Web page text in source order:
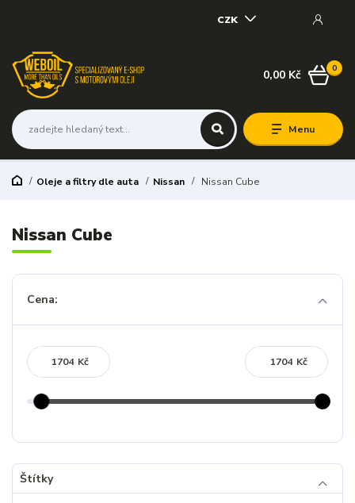
Menu
CZK
0
0,00 Kč
Oleje a filtry dle auta Nissan Nissan Cube
Nissan Cube
Cena:
Kč Kč
Štítky